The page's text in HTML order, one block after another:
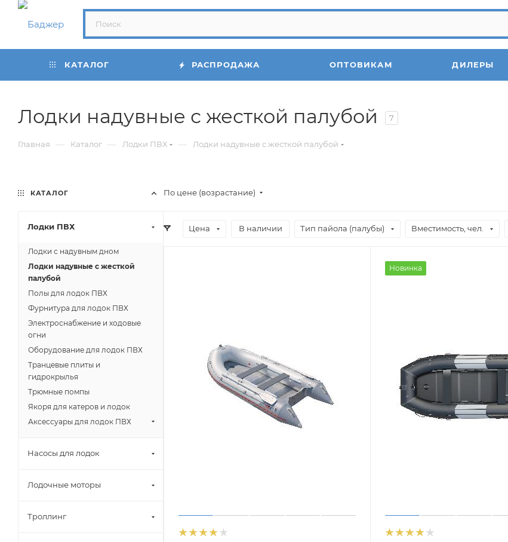
КАТАЛОГ РАСПРОДАЖА ОПТОВИКАМ ДИЛЕРЫ
Лодки надувные с жесткой палубой 7
Главная — Каталог — Лодки ПВХ — Лодки надувные с жесткой палубой
По цене (возрастание)
Цена В наличии Тип пайола (палубы) Вместимость, чел.
Новинка
КАТАЛОГ
Лодки ПВХ
Лодки с надувным дном
Лодки надувные с жесткой
палубой
Полы для лодок ПВХ
Фурнитура для лодок ПВХ
Электроснабжение и ходовые
огни
Оборудование для лодок ПВХ
Транцевые плиты и
гидрокрылья
Трюмные помпы
Якоря для катеров и лодок
Аксессуары для лодок ПВХ
Насосы для лодок
Лодочные моторы
Троллинг